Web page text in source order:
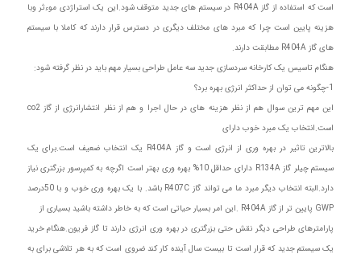
است که استفاده از گاز R404A در سیستم های جدید متوقف شود.این یک استراژدی موءثر وبا
هزینه پایین است چرا که مبرد های مختلف دیگری در دسترس قرار دارند که کاملا با سیستم
های گاز R404A مطابقت دارند.
هنگام تاسیس یک کارخانه سردسازی جدید سه عامل طراحی بسیار مهم باید در نظر گرفته شود:
1-چگونه می توان از حداکثر انرژی بهره برد؟
این مهم ترین سوال هم از نظر هزینه های در حال اجرا و هم از نظر انتشارانرژی از گاز co2
است.انتخاب یک مبرد خوب دارای
بالاترین تاثیر در بهره وری از انرژی است و گاز R404A یک انتخاب ضعیف است.برای یک
سیستم چیلر گاز R134A دارای حداقل 10% بهره وری بهتر است اگرچه به کمپرسور بزرگتری نیاز
دارد.البته انتخاب دیگر مبرد ما می تواند گاز R407C باشد. با یک بهره وری خوب و با 50درصد
GWP پایین تر از گاز R404A .این امر بسیار حیاتی است که به خاطر داشته باشید بسیاری از
پارامترهای طراحی دیگر نقش حتی بزرگتری در بهره وری انرژی دارند تا گاز فریون.هنگام خرید
یک سیستم جدید که قرار است تا بیست سال آینده کار کند ضروی است که به هر تلاشی برای به